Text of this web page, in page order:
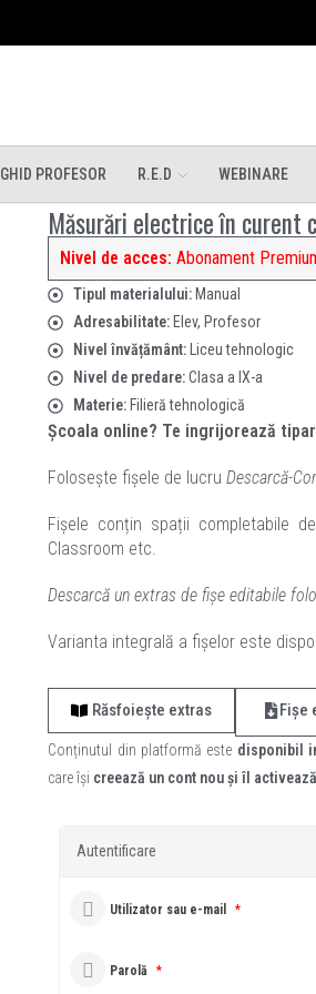
GHID PROFESOR R.E.D WEBINARE
Măsurări electrice în curent
Nivel de acces: Abonament
Tipul materialului: Manual
Adresabilitate: Elev, Profesor
Nivel învățământ: Liceu tehnologic
Nivel de predare:Clasa a IX-a
Materie: Filieră tehnologică
Școala online? Te ingrijorează
Folosește fișele de lucruDescarcă-
Fișele conțin spații completabile
Classroom etc.
Descarcă un extras de fișe editabile
Varianta integrală a fișelor este
Răsfoiește extras Fișe
Conținutul din platformă este disponibil
care își creează un cont nou și îl activează
Autentificare
Utilizator sau e-mail *
Parolă *